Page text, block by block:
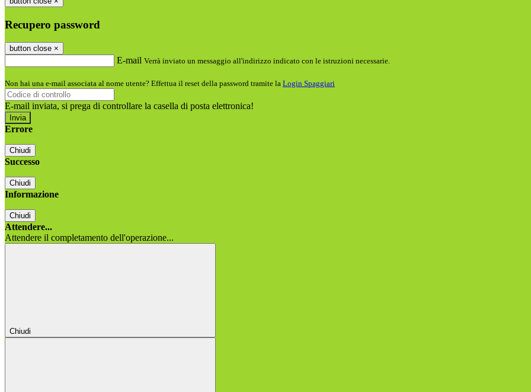
Recupero password
button close ×
E-mail Verrà inviato un messaggio all'indirizzo indicato con le istruzioni necessarie.
Non hai una e-mail associata al nome utente? Effettua il reset della password tramite la Login Spaggiari
E-mail inviata, si prega di controllare la casella di posta elettronica!
Errore
Chiudi
Successo
Chiudi
Informazione
Chiudi
Attendere...
Attendere il completamento dell'operazione...
Chiudi